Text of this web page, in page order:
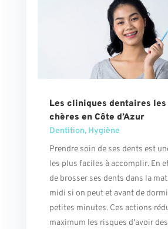
Les cliniques dentaires les
chères en Côte d’Azur
Dentition, Hygiène
Prendre soin de ses dents est
les plus faciles à accomplir. En
de brosser ses dents dans la
midi si on peut et avant de
petites minutes. Ces actions
maximum les risques d'avoir